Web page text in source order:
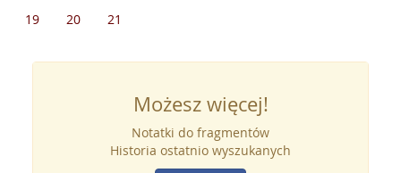
19
20 21
Możesz więcej!
Notatki do fragmentów
Historia ostatnio wyszukanych